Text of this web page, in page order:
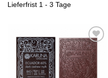
Lieferfrist 1 - 3 Tage
Zur
Wunschliste
hinzufügen